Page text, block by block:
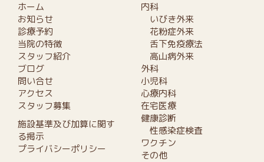
ホーム
お知らせ
診療予約
当院の特徴
スタッフ紹介
ブログ
問い合せ
アクセス
スタッフ募集
施設基準及び加算に関す
る掲示
プライバシーポリシー
内科
いびき外来
花粉症外来
舌下免疫療法
高山病外来
外科
小児科
心療内科
在宅医療
健康診断
性感染症検査
ワクチン
その他